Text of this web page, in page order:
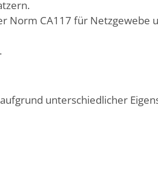
Norm CA117 für Netzgewebe
unterschiedlicher